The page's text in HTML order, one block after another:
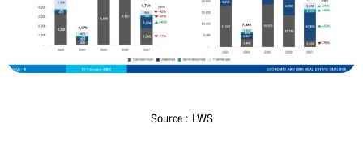
Source : LWS